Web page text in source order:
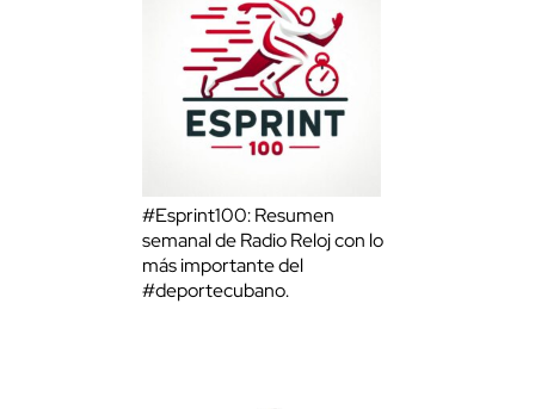
#Esprint100: Resumen
semanal de Radio Reloj con lo
más importante del
#deportecubano.